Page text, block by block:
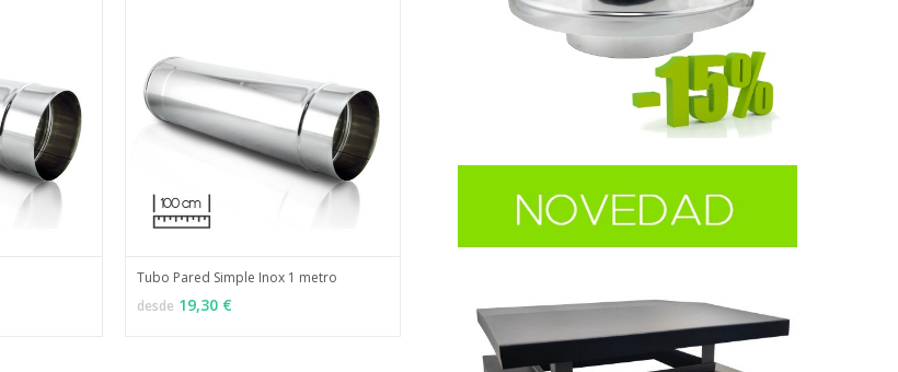
VER OPCIONES
Tubo Pared Simple Inox 1 metro
desde 19,30 €